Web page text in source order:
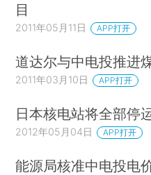
目
2011年05月11日 APP打开
道达尔与中电投推进
2011年03月10日 APP打开
日本核电站将全部停
2012年05月04日 APP打开
能源局核准中电投电